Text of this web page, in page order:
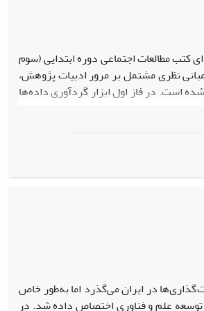
مطالعات اجتماعی دوره ابتدایی (سوم
بررسی مبانی نظری مشتمل بر مرور ادبیات پژوهش،
است. در فاز اول ابزار گردآوری داده‌ها
کتب مطالعات اجتماعی دوره ابتدایی
انتقادی، حل مسئله، مسئولیت‌پذیری،
مهارت‌های ارتباطی، تعاون و همکاری
امر نپرداخته‌اند و پیشنهاد می‌گردد
در ایران می‌گذرد اما به‌طور خاص
علم و فناوری اختصاص داده شد. در